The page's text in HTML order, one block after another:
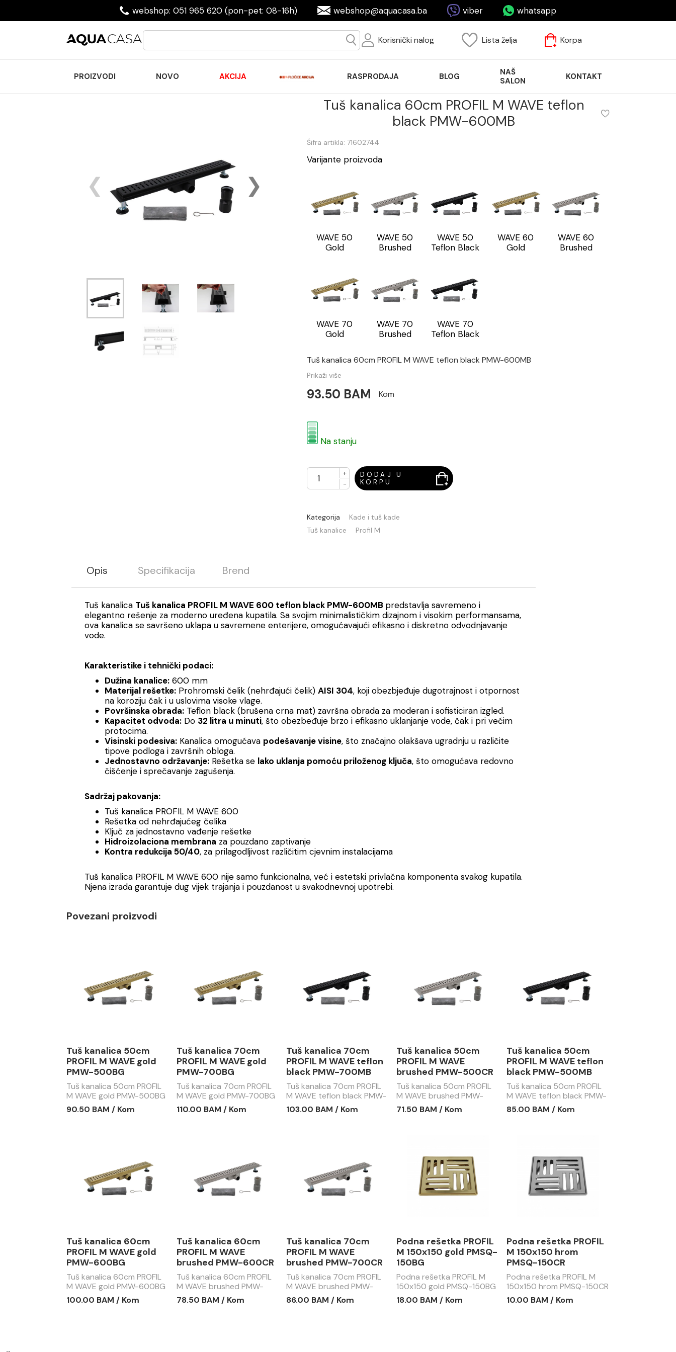
webshop: 051 965 620 (pon-pet: 08-16h) webshop@aquacasa.ba viber whatsapp
Korisnički nalog Lista želja Korpa
PROIZVODI NOVO AKCIJA RASPRODAJA BLOG
NAŠ
SALON
KONTAKT
Tuš kanalica 60cm PROFIL M WAVE teflon
black PMW-600MB
Šifra artikla: 71602744
Varijante proizvoda
WAVE 50
Gold
WAVE 50
Brushed
WAVE 50
Teflon Black
WAVE 60
Gold
WAVE 60
Brushed
WAVE 70
Gold
WAVE 70
Brushed
WAVE 70
Teflon Black
Tuš kanalica 60cm PROFIL M WAVE teflon black PMW-600MB
Prikaži više
93.50 BAM Kom
Na stanju
+
-
DODAJ U
KORPU
Kategorija
Kade i tuš kade
Tuš kanalice
Profil M
Opis Specifikacija Brend
Tuš kanalica Tuš kanalica PROFIL M WAVE 600 teflon black PMW-600MB predstavlja savremeno i
elegantno rešenje za moderno uređena kupatila. Sa svojim minimalističkim dizajnom i visokim performansama,
ova kanalica se savršeno uklapa u savremene enterijere, omogućavajući efikasno i diskretno odvodnjavanje
vode.
Karakteristike i tehnički podaci:
Dužina kanalice: 600 mm
Materijal rešetke: Prohromski čelik (nehrđajući čelik) AISI 304, koji obezbjeđuje dugotrajnost i otpornost
na koroziju čak i u uslovima visoke vlage.
Površinska obrada: Teflon black (brušena crna mat) završna obrada za moderan i sofisticiran izgled.
Kapacitet odvoda: Do 32 litra u minuti, što obezbeđuje brzo i efikasno uklanjanje vode, čak i pri većim
protocima.
Visinski podesiva: Kanalica omogućava podešavanje visine, što značajno olakšava ugradnju u različite
tipove podloga i završnih obloga.
Jednostavno održavanje: Rešetka se lako uklanja pomoću priloženog ključa, što omogućava redovno
čišćenje i sprečavanje zagušenja.
Sadržaj pakovanja:
Tuš kanalica PROFIL M WAVE 600
Rešetka od nehrđajućeg čelika
Ključ za jednostavno vađenje rešetke
Hidroizolaciona membrana za pouzdano zaptivanje
Kontra redukcija 50/40, za prilagodljivost različitim cjevnim instalacijama
Tuš kanalica PROFIL M WAVE 600 nije samo funkcionalna, već i estetski privlačna komponenta svakog kupatila.
Njena izrada garantuje dug vijek trajanja i pouzdanost u svakodnevnoj upotrebi.
Povezani proizvodi
Tuš kanalica 50cm
PROFIL M WAVE gold
PMW-500BG
Tuš kanalica 50cm PROFIL
M WAVE gold PMW-500BG
90.50 BAM / Kom
Tuš kanalica 70cm
PROFIL M WAVE gold
PMW-700BG
Tuš kanalica 70cm PROFIL
M WAVE gold PMW-700BG
110.00 BAM / Kom
Tuš kanalica 70cm
PROFIL M WAVE teflon
black PMW-700MB
Tuš kanalica 70cm PROFIL
M WAVE teflon black PMW-
700MB
103.00 BAM / Kom
Tuš kanalica 50cm
PROFIL M WAVE
brushed PMW-500CR
Tuš kanalica 50cm PROFIL
M WAVE brushed PMW-
500CR
71.50 BAM / Kom
Tuš kanalica 50cm
PROFIL M WAVE teflon
black PMW-500MB
Tuš kanalica 50cm PROFIL
M WAVE teflon black PMW-
500MB
85.00 BAM / Kom
Tuš kanalica 60cm
PROFIL M WAVE gold
PMW-600BG
Tuš kanalica 60cm PROFIL
M WAVE gold PMW-600BG
100.00 BAM / Kom
Tuš kanalica 60cm
PROFIL M WAVE
brushed PMW-600CR
Tuš kanalica 60cm PROFIL
M WAVE brushed PMW-
600CR
78.50 BAM / Kom
Tuš kanalica 70cm
PROFIL M WAVE
brushed PMW-700CR
Tuš kanalica 70cm PROFIL
M WAVE brushed PMW-
700CR
86.00 BAM / Kom
Podna rešetka PROFIL
M 150x150 gold PMSQ-
150BG
Podna rešetka PROFIL M
150x150 gold PMSQ-150BG
18.00 BAM / Kom
Podna rešetka PROFIL
M 150x150 hrom
PMSQ-150CR
Podna rešetka PROFIL M
150x150 hrom PMSQ-150CR
10.00 BAM / Kom